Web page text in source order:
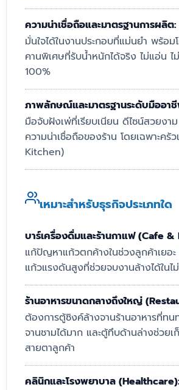
ความน่าเชื่อถือและมาตรฐานการผลิต:
มั่นใจได้ในงานประกอบที่แม่นยำ พร้อม
คานพิเศษที่รับน้ำหนักได้จริง ไม่แอ่น
100%
ภาพลักษณ์และมาตรฐานระดับมืออา
มือจับฝังเพ่ที่เรียบเนียน ดีไซน์สวยงา
ความน่าเชื่อถือของร้าน โดยเฉพาะค
Kitchen)
เหมาะสำหรับธุรกิจประเภทใด
บาร์เครื่องดื่มและร้านกาแฟ (Cafe &
แก้ปัญหาแก้วตกค้างในช่วงลูกค้าเยอ
แก้วแรงดันสูงที่ช่วยจบงานล้างได้ในไ
ร้านอาหารขนาดกลางถึงใหญ่
ต้องการตู้ซิงค์ล้างจานร้านอาหารที่ท
จานชามได้มาก และตู้ทึบด้านล่างช่วย
สายตาลูกค้า
คลินิกและโรงพยาบาล (Healthcare):